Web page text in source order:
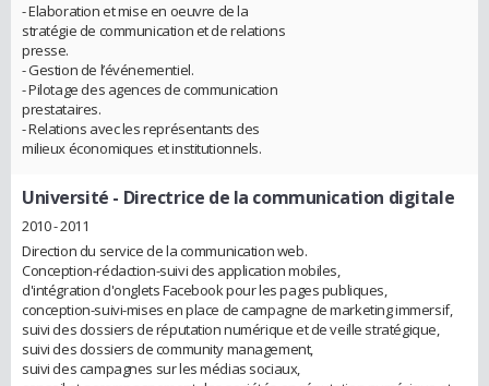
- Elaboration et mise en oeuvre de la
stratégie de communication et de relations
presse.
- Gestion de l’événementiel.
- Pilotage des agences de communication
prestataires.
- Relations avec les représentants des
milieux économiques et institutionnels.
Université - Directrice de la communication digitale
2010 - 2011
Direction du service de la communication web.
Conception-rédaction-suivi des application mobiles,
d'intégration d'onglets Facebook pour les pages publiques,
conception-suivi-mises en place de campagne de marketing immersif,
suivi des dossiers de réputation numérique et de veille stratégique,
suivi des dossiers de community management,
suivi des campagnes sur les médias sociaux,